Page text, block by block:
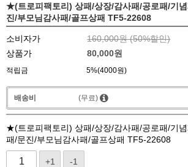
★(트로피팩토리) 상패/상장/감사패/공로패/기
진/부모님감사패/골프상패 TF5-22608
소비자가 160,000원 (50%할인)
상품가
80,000원
적립금 5%(4000원)
배송비 (무료)
★(트로피팩토리) 상패/상장/감사패/공로패/기
패/문진/부모님감사패/골프상패 TF5-22608
+1 -1